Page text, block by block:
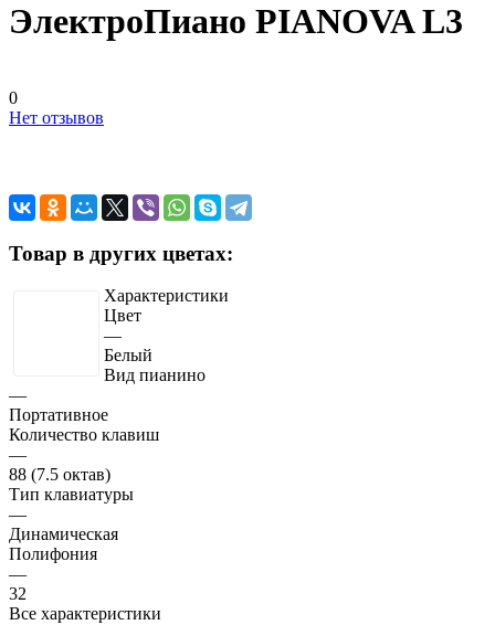
ЭлектроПиано PIANOVA L3
0
Нет отзывов
Товар в других цветах:
Характеристики
Цвет
—
Белый
Вид пианино
—
Портативное
Количество клавиш
—
88 (7.5 октав)
Тип клавиатуры
—
Динамическая
Полифония
—
32
Все характеристики